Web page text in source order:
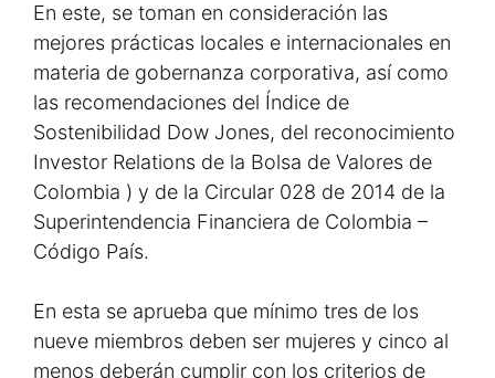
En este, se toman en consideración las
mejores prácticas locales e internacionales en
materia de gobernanza corporativa, así como
las recomendaciones del Índice de
Sostenibilidad Dow Jones, del reconocimiento
Investor Relations de la Bolsa de Valores de
Colombia ) y de la Circular 028 de 2014 de la
Superintendencia Financiera de Colombia –
Código País.
En esta se aprueba que mínimo tres de los
nueve miembros deben ser mujeres y cinco al
menos deberán cumplir con los criterios de